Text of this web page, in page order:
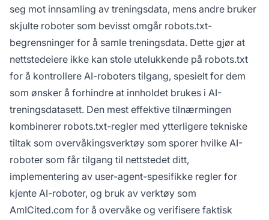
seg mot innsamling av treningsdata, mens andre bruker
skjulte roboter som bevisst omgår robots.txt-
begrensninger for å samle treningsdata. Dette gjør at
nettstedeiere ikke kan stole utelukkende på robots.txt
for å kontrollere AI-roboters tilgang, spesielt for dem
som ønsker å forhindre at innholdet brukes i AI-
treningsdatasett. Den mest effektive tilnærmingen
kombinerer robots.txt-regler med ytterligere tekniske
tiltak som overvåkingsverktøy som sporer hvilke AI-
roboter som får tilgang til nettstedet ditt,
implementering av user-agent-spesifikke regler for
kjente AI-roboter, og bruk av verktøy som
AmICited.com for å overvåke og verifisere faktisk